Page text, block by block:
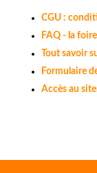
CGU :
FAQ - la
Tout savoir
Formulaire
Accès au